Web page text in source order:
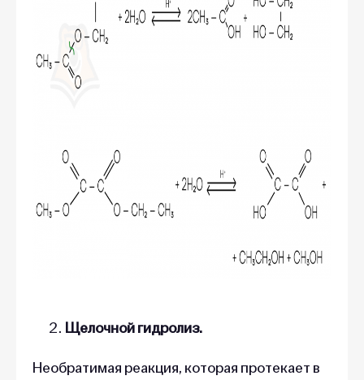
Щелочной гидролиз.
Необратимая реакция, которая протекает в